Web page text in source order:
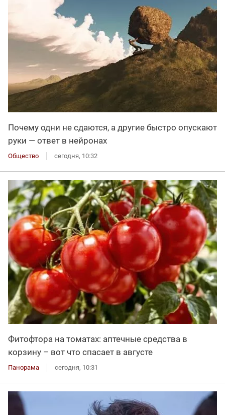
Почему одни не сдаются, а другие быстро опускают
руки — ответ в нейронах
Общество сегодня, 10:32
Фитофтора на томатах: аптечные средства в
корзину – вот что спасает в августе
Панорама сегодня, 10:31